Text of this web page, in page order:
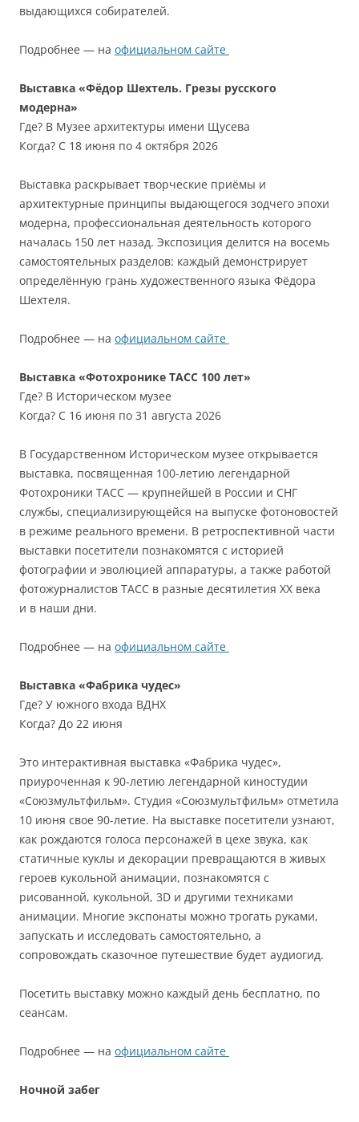
выдающихся собирателей.
Подробнее — на официальном сайте
Выставка «Фёдор Шехтель. Грезы русского
модерна»
Где? В Музее архитектуры имени Щусева
Когда? С 18 июня по 4 октября 2026
Выставка раскрывает творческие приёмы и
архитектурные принципы выдающегося зодчего эпохи
модерна, профессиональная деятельность которого
началась 150 лет назад. Экспозиция делится на восемь
самостоятельных разделов: каждый демонстрирует
определённую грань художественного языка Фёдора
Шехтеля.
Подробнее — на официальном сайте
Выставка «Фотохронике ТАСС 100 лет»
Где? В Историческом музее
Когда? С 16 июня по 31 августа 2026
В Государственном Историческом музее открывается
выставка, посвященная 100-летию легендарной
Фотохроники ТАСС — крупнейшей в России и СНГ
службы, специализирующейся на выпуске фотоновостей
в режиме реального времени. В ретроспективной части
выставки посетители познакомятся с историей
фотографии и эволюцией аппаратуры, а также работой
фотожурналистов ТАСС в разные десятилетия ХХ века
и в наши дни.
Подробнее — на официальном сайте
Выставка «Фабрика чудес»
Где? У южного входа ВДНХ
Когда? До 22 июня
Это интерактивная выставка «Фабрика чудес»,
приуроченная к 90-летию легендарной киностудии
«Союзмультфильм». Студия «Союзмультфильм» отметила
10 июня свое 90-летие. На выставке посетители узнают,
как рождаются голоса персонажей в цехе звука, как
статичные куклы и декорации превращаются в живых
героев кукольной анимации, познакомятся с
рисованной, кукольной, 3D и другими техниками
анимации. Многие экспонаты можно трогать руками,
запускать и исследовать самостоятельно, а
сопровождать сказочное путешествие будет аудиогид.
Посетить выставку можно каждый день бесплатно, по
сеансам.
Подробнее — на официальном сайте
Ночной забег